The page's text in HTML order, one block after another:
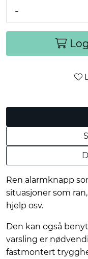
-
Ren alarmknapp
situasjoner som
hjelp osv.
Den kan også
varsling er
fastmontert